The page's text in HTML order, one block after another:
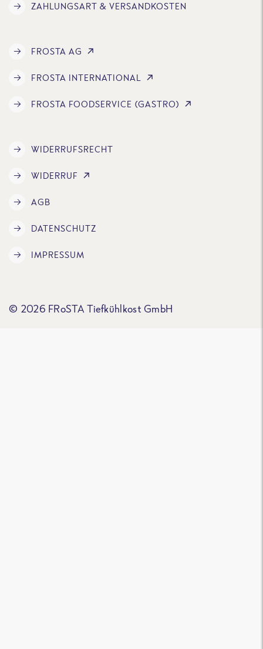
ZAHLUNGSART & VERSANDKOSTEN
FROSTA AG
FROSTA INTERNATIONAL
FROSTA FOODSERVICE (GASTRO)
WIDERRUFSRECHT
WIDERRUF
AGB
DATENSCHUTZ
IMPRESSUM
© 2026 FRoSTA Tiefkühlkost GmbH